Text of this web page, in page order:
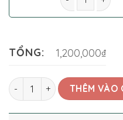
Kệ Hoa Chia
TỔNG: 1,200,000₫
Kệ Hoa Chia Buồn 0001 số
THÊM VÀO